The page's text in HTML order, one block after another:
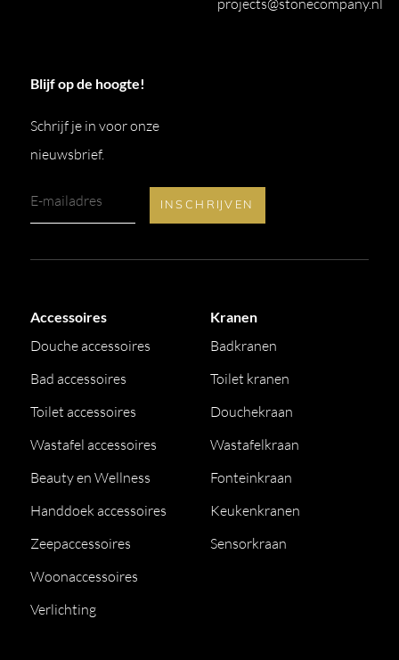
projects@stonecompany.nl
Blijf op de hoogte!
Schrijf je in voor onze
nieuwsbrief.
Accessoires
Douche accessoires
Bad accessoires
Toilet accessoires
Wastafel accessoires
Beauty en Wellness
Handdoek accessoires
Zeepaccessoires
Woonaccessoires
Verlichting
Kranen
Badkranen
Toilet kranen
Douchekraan
Wastafelkraan
Fonteinkraan
Keukenkranen
Sensorkraan